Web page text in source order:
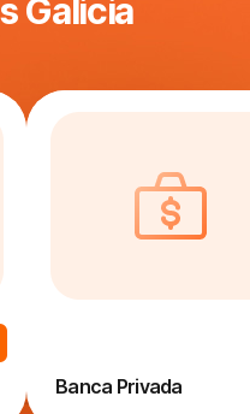
Galicia
Banca Privada